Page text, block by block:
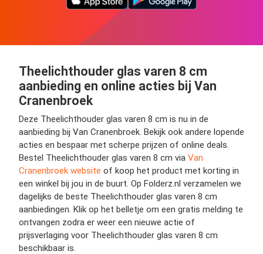
Theelichthouder glas varen 8 cm
aanbieding en online acties bij Van
Cranenbroek
Deze Theelichthouder glas varen 8 cm is nu in de
aanbieding bij Van Cranenbroek. Bekijk ook andere lopende
acties en bespaar met scherpe prijzen of online deals.
Bestel Theelichthouder glas varen 8 cm via Van
Cranenbroek website of koop het product met korting in
een winkel bij jou in de buurt. Op Folderz.nl verzamelen we
dagelijks de beste Theelichthouder glas varen 8 cm
aanbiedingen. Klik op het belletje om een gratis melding te
ontvangen zodra er weer een nieuwe actie of
prijsverlaging voor Theelichthouder glas varen 8 cm
beschikbaar is.